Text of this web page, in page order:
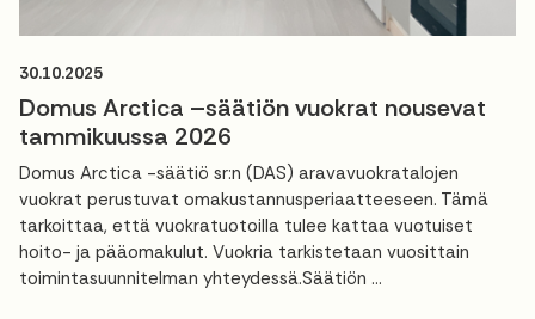
30.10.2025
Domus Arctica –säätiön vuokrat nousevat
tammikuussa 2026
Domus Arctica -säätiö sr:n (DAS) aravavuokratalojen
vuokrat perustuvat omakustannusperiaatteeseen. Tämä
tarkoittaa, että vuokratuotoilla tulee kattaa vuotuiset
hoito- ja pääomakulut. Vuokria tarkistetaan vuosittain
toimintasuunnitelman yhteydessä.Säätiön ...